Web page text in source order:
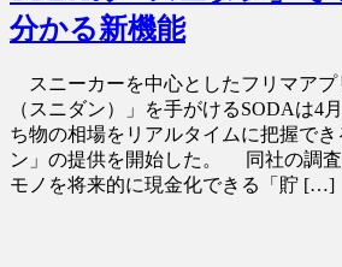
分かる新機能
スニーカーを中心としたフリマアプ
（スニダン）」を手がけるSODAは4
ち物の相場をリアルタイムに把握で
ン」の提供を開始した。 同社の調査
モノを将来的に現金化できる「貯 […]